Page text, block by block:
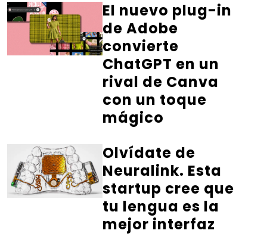
El nuevo plug-in
de Adobe
convierte
ChatGPT en un
rival de Canva
con un toque
mágico
Olvídate de
Neuralink. Esta
startup cree que
tu lengua es la
mejor interfaz